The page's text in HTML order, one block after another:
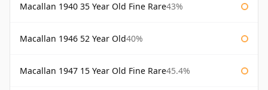
Macallan 1940 35 Year Old Fine Rare43%
Macallan 1946 52 Year Old40%
Macallan 1947 15 Year Old Fine Rare45.4%